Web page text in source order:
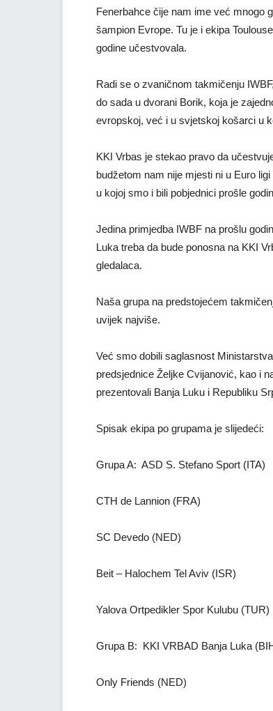
Fenerbahce čije nam ime već mnogo
šampion Evrope. Tu je i ekipa
godine učestvovala.
Radi se o zvaničnom takmičenju
do sada u dvorani Borik, koja je
evropskoj, već i u svjetskoj košarci u
KKI Vrbas je stekao pravo da
budžetom nam nije mjesti ni u Euro
u kojoj smo i bili pobjednici prošle
Jedina primjedba IWBF na prošlu
Luka treba da bude ponosna na KKI
gledalaca.
Naša grupa na predstojećem
uvijek najviše.
Već smo dobili saglasnost
predsjednice Željke Cvijanović, kao i
prezentovali Banja Luku i Republiku
Spisak ekipa po grupama je slijedeći:
Grupa A: ASD S. Stefano Sport (ITA)
CTH de Lannion (FRA)
SC Devedo (NED)
Beit – Halochem Tel Aviv (ISR)
Yalova Ortpedikler Spor Kulubu (TUR)
Grupa B: KKI VRBAD Banja Luka
Only Friends (NED)